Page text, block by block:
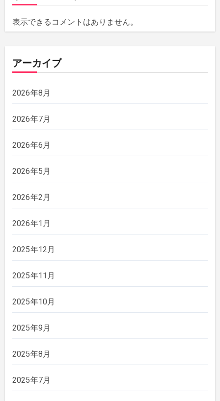
表示できるコメントはありません。
アーカイブ
2026年8月
2026年7月
2026年6月
2026年5月
2026年2月
2026年1月
2025年12月
2025年11月
2025年10月
2025年9月
2025年8月
2025年7月